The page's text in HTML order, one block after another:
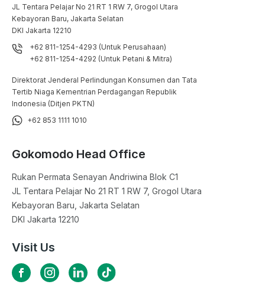
JL Tentara Pelajar No 21 RT 1 RW 7, Grogol Utara
Kebayoran Baru, Jakarta Selatan
DKI Jakarta 12210
+62 811-1254-4293 (Untuk Perusahaan)
+62 811-1254-4292 (Untuk Petani & Mitra)
Direktorat Jenderal Perlindungan Konsumen dan Tata
Tertib Niaga Kementrian Perdagangan Republik
Indonesia (Ditjen PKTN)
+62 853 1111 1010
Gokomodo Head Office
Rukan Permata Senayan Andriwina Blok C1
JL Tentara Pelajar No 21 RT 1 RW 7, Grogol Utara
Kebayoran Baru, Jakarta Selatan
DKI Jakarta 12210
Visit Us